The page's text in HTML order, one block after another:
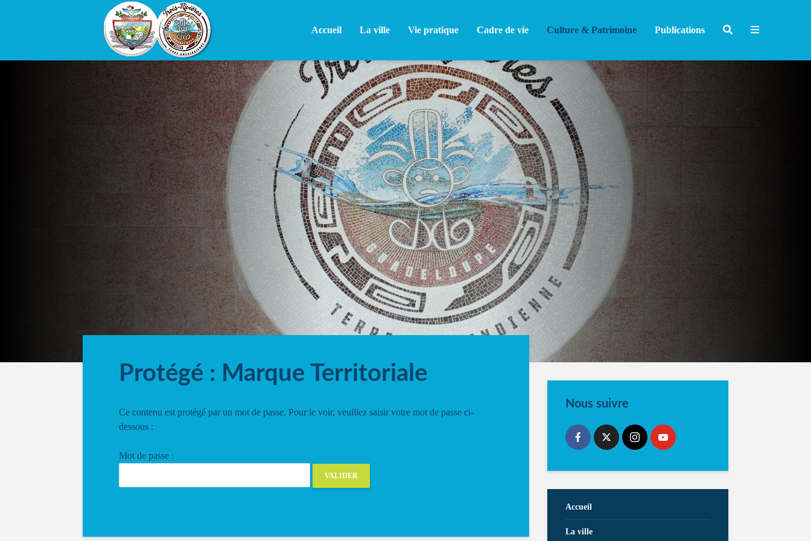
Accueil La ville Vie pratique Cadre de vie Culture & Patrimoine Publications
Protégé : Marque Territoriale
Ce contenu est protégé par un mot de passe. Pour le voir, veuillez saisir votre mot de passe ci-
dessous :
Mot de passe :
Nous suivre
Accueil
La ville